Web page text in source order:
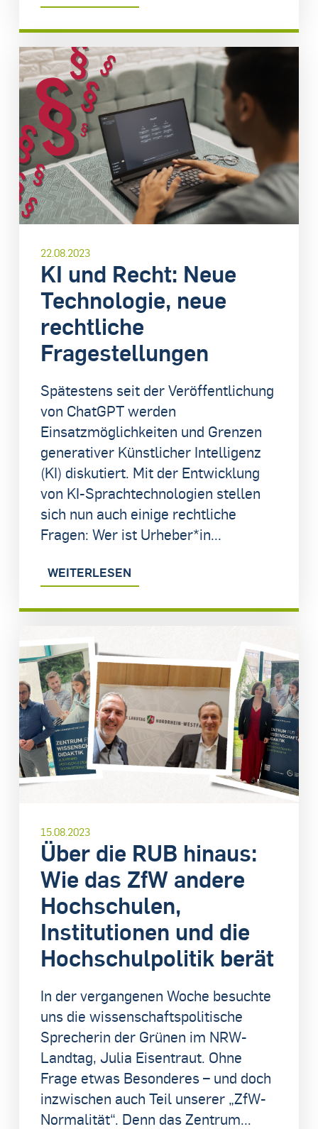
22.08.2023
KI und Recht: Neue
Technologie, neue
rechtliche
Fragestellungen
Spätestens seit der Veröffentlichung
von ChatGPT werden
Einsatzmöglichkeiten und Grenzen
generativer Künstlicher Intelligenz
(KI) diskutiert. Mit der Entwicklung
von KI-Sprachtechnologien stellen
sich nun auch einige rechtliche
Fragen: Wer ist Urheber*in...
WEITERLESEN
15.08.2023
Über die RUB hinaus:
Wie das ZfW andere
Hochschulen,
Institutionen und die
Hochschulpolitik berät
In der vergangenen Woche besuchte
uns die wissenschaftspolitische
Sprecherin der Grünen im NRW-
Landtag, Julia Eisentraut. Ohne
Frage etwas Besonderes – und doch
inzwischen auch Teil unserer „ZfW-
Normalität“. Denn das Zentrum...